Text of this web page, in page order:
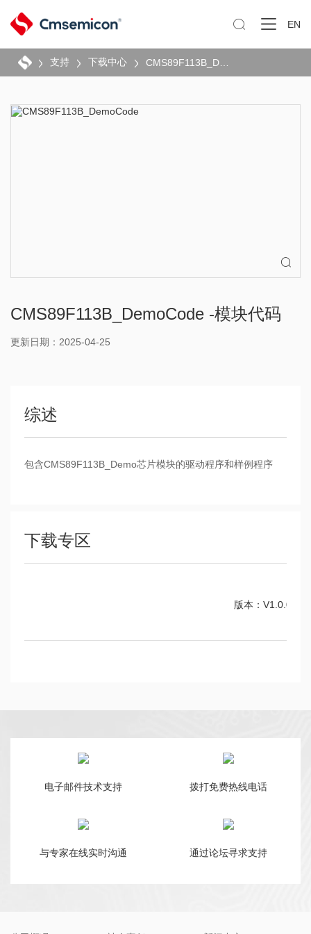
 EN
支持 下载中心

CMS89F113B_DemoCode -模块代码
更新日期：2025-04-25
综述
包含CMS89F113B_Demo芯片模块的驱动程序和样例程序
下载专区
版本：V1.0.0
电子邮件技术支持 拨打免费热线电话
与专家在线实时沟通 通过论坛寻求支持